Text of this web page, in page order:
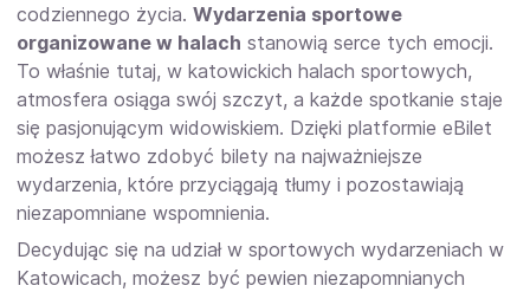
codziennego życia. Wydarzenia sportowe
organizowane w halach stanowią serce tych emocji.
To właśnie tutaj, w katowickich halach sportowych,
atmosfera osiąga swój szczyt, a każde spotkanie staje
się pasjonującym widowiskiem. Dzięki platformie eBilet
możesz łatwo zdobyć bilety na najważniejsze
wydarzenia, które przyciągają tłumy i pozostawiają
niezapomniane wspomnienia.
Decydując się na udział w sportowych wydarzeniach w
Katowicach, możesz być pewien niezapomnianych